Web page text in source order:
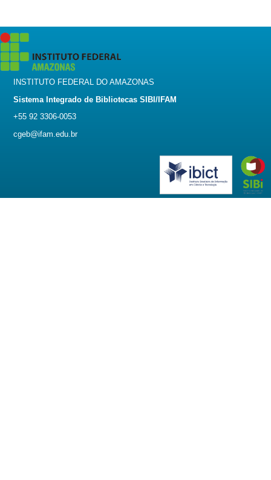
INSTITUTO FEDERAL DO AMAZONAS
Sistema Integrado de Bibliotecas SIBI/IFAM
+55 92 3306-0053
cgeb@ifam.edu.br